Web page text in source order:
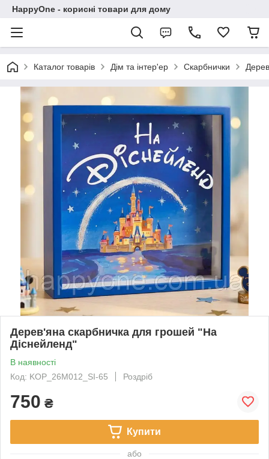
HappyOne - корисні товари для дому
Каталог товарів Дім та інтер'ер Скарбнички
Дерев'яна скарбничка для грошей "На
Діснейленд"
В наявності
Код: KOP_26M012_SI-65
Роздріб
750 ₴
Купити
або